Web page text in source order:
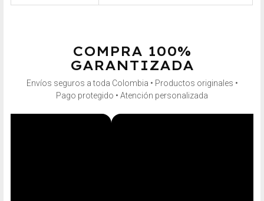
COMPRA 100%
GARANTIZADA
Envíos seguros a toda Colombia • Productos originales •
Pago protegido • Atención personalizada